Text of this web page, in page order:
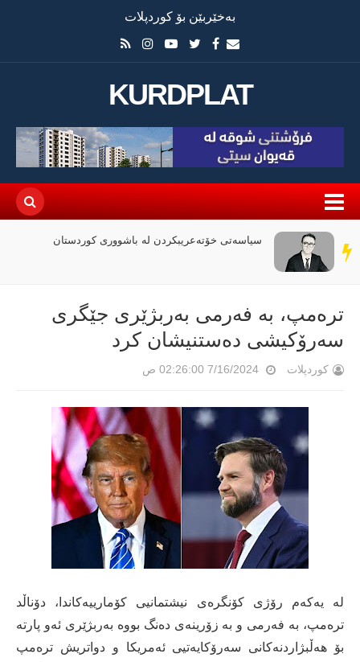
بەخێربێن بۆ کوردپلات
KURDPLAT
سەر
دێڕ
سیاسەتی خۆتەعریبکردن لە باشووری کوردستان
ترەمپ، بە فەرمی بەربژێری جێگری
سەرۆکیشی دەستنیشان کرد
کوردپلات 7/16/2024 02:26:00 ص
لە یەکەم رۆژی کۆنگرەی نیشتمانیی کۆمارییەکاندا، دۆناڵد
ترەمپ، بە فەرمی و بە زۆرینەی دەنگ بووە بەربژێری ئەو پارتە
بۆ هەڵبژاردنەکانی سەرۆکایەتیی ئەمریکا و دواتریش ترەمپ